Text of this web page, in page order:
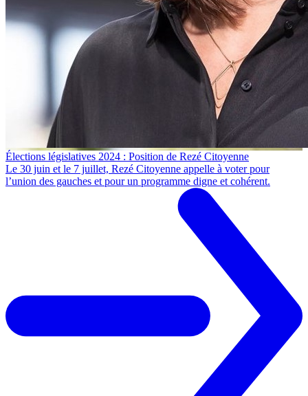
Élections législatives 2024 : Position de Rezé Citoyenne
Le 30 juin et le 7 juillet, Rezé Citoyenne appelle à voter pour
l’union des gauches et pour un programme digne et cohérent.